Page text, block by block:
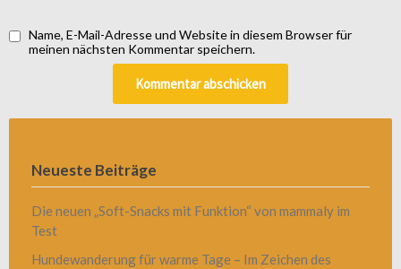
Name, E-Mail-Adresse und Website in diesem Browser für
meinen nächsten Kommentar speichern.
Neueste Beiträge
Die neuen „Soft-Snacks mit Funktion“ von mammaly im
Test
Hundewanderung für warme Tage – Im Zeichen des